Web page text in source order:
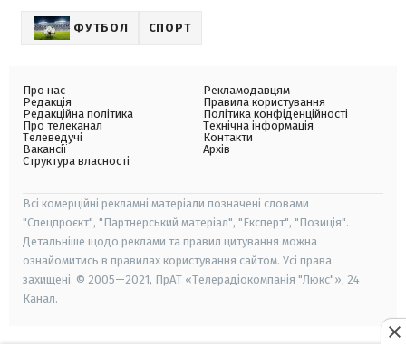
ФУТБОЛ СПОРТ
Про нас
Редакція
Редакційна політика
Про телеканал
Телеведучі
Вакансії
Структура власності
Рекламодавцям
Правила користування
Політика конфіденційності
Технічна інформація
Контакти
Архів
Всі комерційні рекламні матеріали позначені словами
"Спецпроєкт", "Партнерський матеріал", "Експерт", "Позиція".
Детальніше щодо реклами та правил цитування можна
ознайомитись в правилах користування сайтом. Усі права
захищені. © 2005—2021, ПрАТ «Телерадіокомпанія "Люкс"», 24
Канал.